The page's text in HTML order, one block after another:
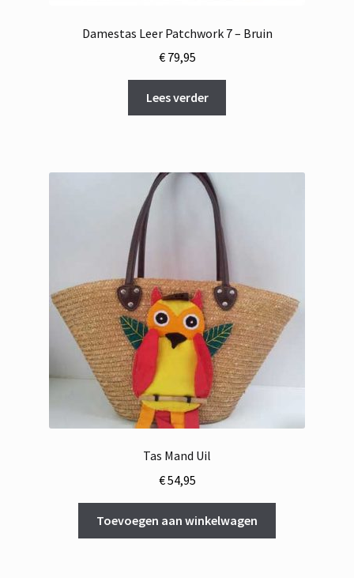
Damestas Leer Patchwork 7 – Bruin
€79,95
Lees verder
Tas Mand Uil
€54,95
Toevoegen aan winkelwagen